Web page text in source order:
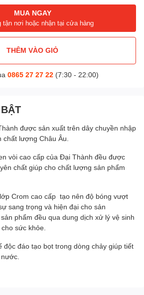
MUA NGAY
tận nơi hoặc nhận tại cửa hàng
THÊM VÀO GIỎ
0865 27 27 22(7:30 - 22:00)
được sản xuất trên dây chuyền nhập
lượng Châu Âu.
vòi cao cấp của Đại Thành đều được
chất giúp cho chất lượng sản phẩm
Crom cao cấp tạo nên độ bóng vượt
sang trọng và hiện đại cho sản
phẩm đều qua dung dịch xử lý vệ sinh
sức khỏe.
đáo tạo bọt trong dòng chảy giúp tiết